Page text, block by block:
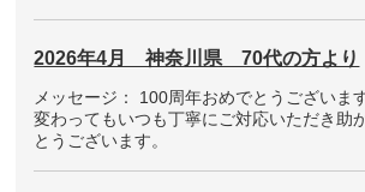
2026年4月 神奈川県 70代の方より
メッセージ： 100周年おめでとうございま
変わってもいつも丁寧にご対応いただき助
とうございます。